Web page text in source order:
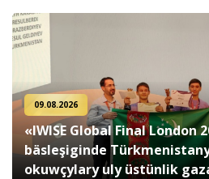
09.08.2026
«IWISE Global Final London
bäsleşiginde
okuwçylary uly üstünlik